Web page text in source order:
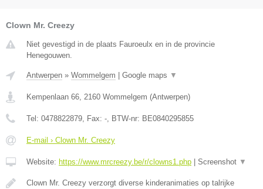
Clown Mr. Creezy
Niet gevestigd in de plaats Fauroeulx en in de provincie
Henegouwen.
Antwerpen » Wommelgem Google maps ▼
Kempenlaan 66, 2160 Wommelgem (Antwerpen)
Tel: 0478822879, Fax: -, BTW-nr: BE0840295855
E-mail › Clown Mr. Creezy
Website: https://www.mrcreezy.be/r/clowns1.php Screenshot ▼
Clown Mr. Creezy verzorgt diverse kinderanimaties op talrijke